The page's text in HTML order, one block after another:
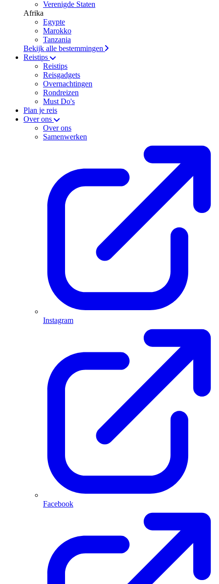
Verenigde Staten
Afrika
Egypte
Marokko
Tanzania
Bekijk alle bestemmingen
Reistips
Reistips
Reisgadgets
Overnachtingen
Rondreizen
Must Do's
Plan je reis
Over ons
Over ons
Samenwerken
Instagram
Facebook